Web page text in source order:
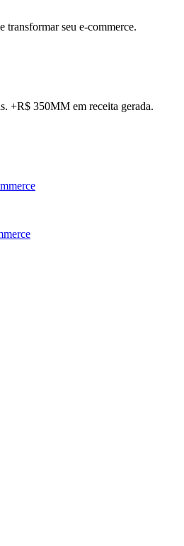
seu e-commerce.
+R$ 350MM em receita gerada.